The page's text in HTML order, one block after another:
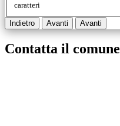
caratteri
Indietro Avanti Avanti
Contatta il comune